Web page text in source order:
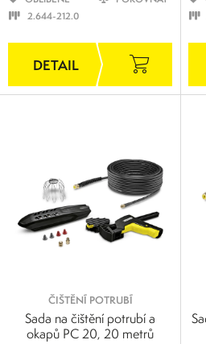
2.644-212.0
ČIŠTĚNÍ POTRUBÍ
Sada na čištění potrubí a
okapů PC 20, 20 metrů